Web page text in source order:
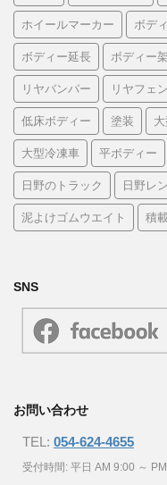
ホイールマーカー ボデ
ボディー延長 ボディー
リヤバンパー リヤフェ
低床ボディー 塗装
大型冷凍車 平ボディー
日野のトラック 日野レ
泥よけゴムウエイト 積
SNS
お問い合わせ
TEL: 054-624-4655
受付時間: 平日 AM 9:00 ～